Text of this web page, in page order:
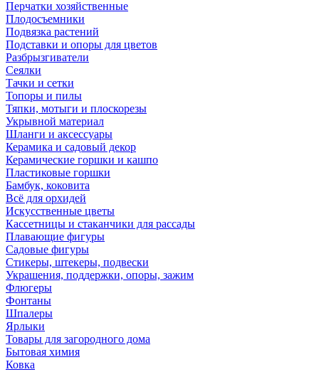
Перчатки хозяйственные
Плодосъемники
Подвязка растений
Подставки и опоры для цветов
Разбрызгиватели
Сеялки
Тачки и сетки
Топоры и пилы
Тяпки, мотыги и плоскорезы
Укрывной материал
Шланги и аксессуары
Керамика и садовый декор
Керамические горшки и кашпо
Пластиковые горшки
Бамбук, коковита
Всё для орхидей
Искусственные цветы
Кассетницы и стаканчики для рассады
Плавающие фигуры
Садовые фигуры
Стикеры, штекеры, подвески
Украшения, поддержки, опоры, зажим
Флюгеры
Фонтаны
Шпалеры
Ярлыки
Товары для загородного дома
Бытовая химия
Ковка